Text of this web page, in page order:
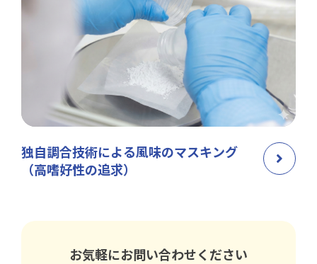
独自調合技術による風味のマスキング
（高嗜好性の追求）
お気軽にお問い合わせください